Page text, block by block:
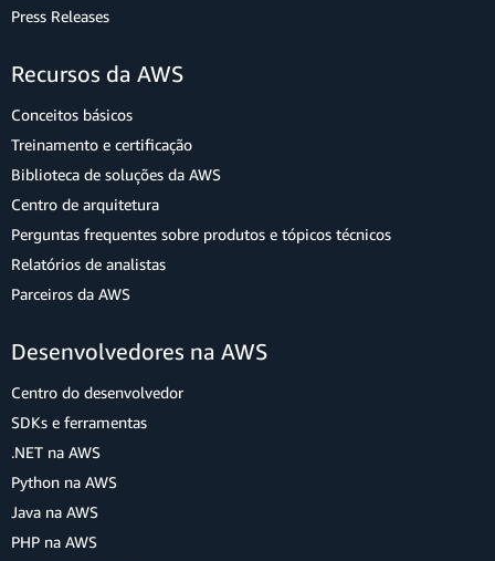
Press Releases
Recursos da AWS
Conceitos básicos
Treinamento e certificação
Biblioteca de soluções da AWS
Centro de arquitetura
Perguntas frequentes sobre produtos e tópicos técnicos
Relatórios de analistas
Parceiros da AWS
Desenvolvedores na AWS
Centro do desenvolvedor
SDKs e ferramentas
.NET na AWS
Python na AWS
Java na AWS
PHP na AWS